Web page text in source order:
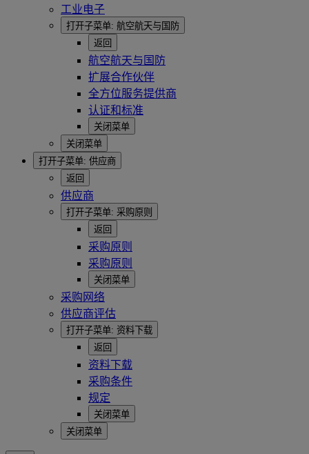
工业电子
打开子菜单: 航空航天与国防
返回
航空航天与国防
扩展合作伙伴
全方位服务提供商
认证和标准
关闭菜单
关闭菜单
打开子菜单: 供应商
返回
供应商
打开子菜单: 采购原则
返回
采购原则
采购原则
关闭菜单
采购网络
供应商评估
打开子菜单: 资料下载
返回
资料下载
采购条件
规定
关闭菜单
关闭菜单